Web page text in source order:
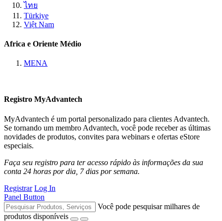
ไทย
Türkiye
Việt Nam
Africa e Oriente Médio
MENA
Registro MyAdvantech
MyAdvantech é um portal personalizado para clientes Advantech.
Se tornando um membro Advantech, você pode receber as últimas
novidades de produtos, convites para webinars e ofertas eStore
especiais.
Faça seu registro para ter acesso rápido às informações da sua
conta 24 horas por dia, 7 dias por semana.
Registrar Log In
Panel Button
Você pode pesquisar milhares de
produtos disponíveis